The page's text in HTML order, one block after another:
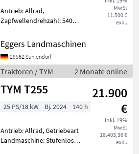
MwSt
11.500 €
exkl.
Antrieb: Allrad,
Zapfwellendrehzahl: 540
23, 0PS / Hydrostatantrieb /
Heckzapfwelle /
Frontzapfwelle / Kabine /
Dreipunktanhängung Kat. I
/
Eggers Landmaschinen
29562 Suhlendorf
Traktoren / TYM 2 Monate online
TYM T255
21.900
€
inkl. 19%
MwSt
18.403,36 €
exkl.
25 PS/18 kW Bj. 2024 140 h
Antrieb: Allrad, Getriebeart
Landmaschine: Stufenloses